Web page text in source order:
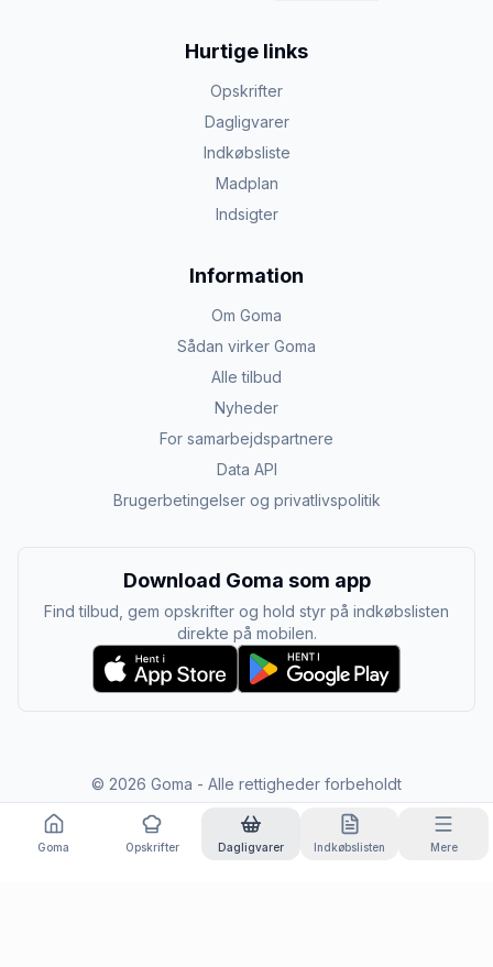
Hurtige links
Opskrifter
Dagligvarer
Indkøbsliste
Madplan
Indsigter
Information
Om Goma
Sådan virker Goma
Alle tilbud
Nyheder
For samarbejdspartnere
Data API
Brugerbetingelser og privatlivspolitik
Download Goma som app
Find tilbud, gem opskrifter og hold styr på indkøbslisten
direkte på mobilen.
© 2026 Goma - Alle rettigheder forbeholdt
Goma Opskrifter Dagligvarer Indkøbslisten Mere